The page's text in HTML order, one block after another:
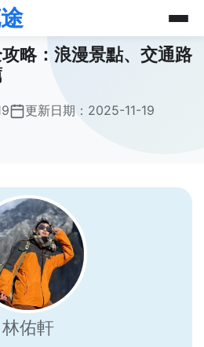
略：浪漫景點、交通路
更新日期： 2025-11-19
林佑軒